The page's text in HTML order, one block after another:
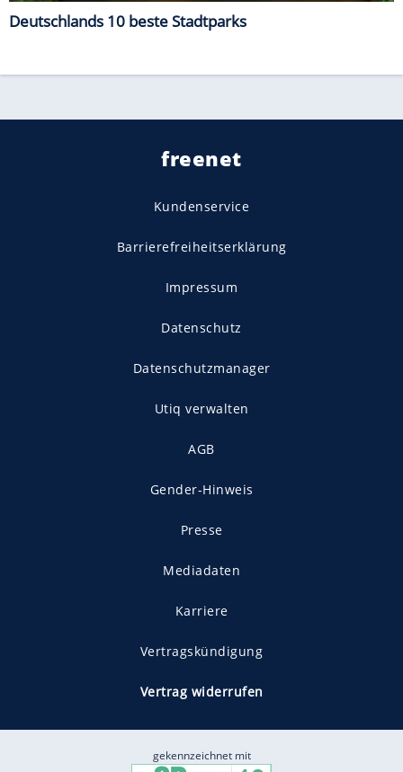
Deutschlands 10 beste Stadtparks
freenet
Kundenservice
Barrierefreiheitserklärung
Impressum
Datenschutz
Datenschutzmanager
Utiq verwalten
AGB
Gender-Hinweis
Presse
Mediadaten
Karriere
Vertragskündigung
Vertrag widerrufen
gekennzeichnet mit